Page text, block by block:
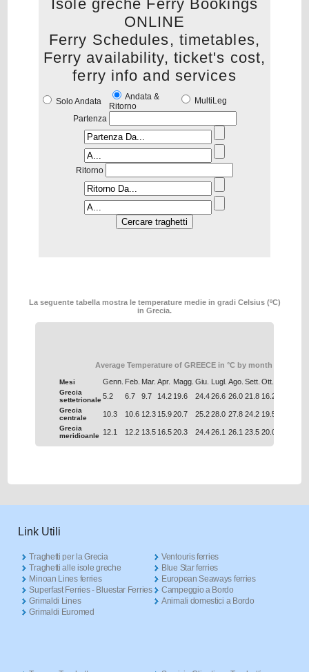
Isole greche Ferry Bookings
ONLINE
Ferry Schedules, timetables,
Ferry availability, ticket's cost,
ferry info and services
Solo Andata
Andata &
Ritorno
MultiLeg
Partenza
Ritorno
La seguente tabella mostra le temperature medie in gradi Celsius (ºC)
in Grecia.
Average Temperature of GREECE in °C by month
Mesi Genn. Feb. Mar. Apr. Magg. Giu. Lugl. Ago. Sett. Ott.
Grecia
settetrionale 5.2 6.7 9.7 14.2 19.6 24.426.6 26.0 21.8 16.2
Grecia
centrale
10.3 10.6 12.3 15.920.7 25.228.0 27.8 24.2 19.5
Grecia
meridioanle 12.1 12.2 13.5 16.520.3 24.426.1 26.1 23.5 20.0
Link Utili
Traghetti per la Grecia
Traghetti alle isole greche
Minoan Lines ferries
Superfast Ferries - Bluestar Ferries
Grimaldi Lines
Grimaldi Euromed
Ventouris ferries
Blue Star ferries
European Seaways ferries
Campeggio a Bordo
Animali domestici a Bordo